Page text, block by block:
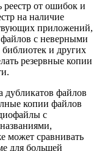
реестр от ошибок и
на наличие
приложений,
с неверными
и других
резервные копии
дубликатов файлов
копии файлов
с
может сравнивать
для большей